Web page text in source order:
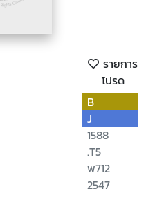
รายการ
โปรด
B
J
1588
.T5
พ712
2547